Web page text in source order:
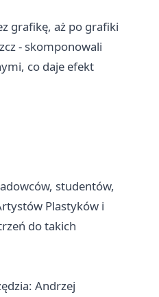
grafikę, aż po grafiki
- skomponowali
co daje efekt
studentów,
Plastyków i
do takich
Andrzej